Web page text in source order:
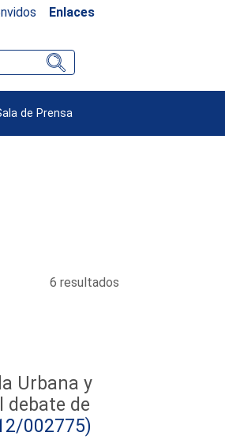
Enlaces
de Prensa
6 resultados
Urbana y
debate de
002775)